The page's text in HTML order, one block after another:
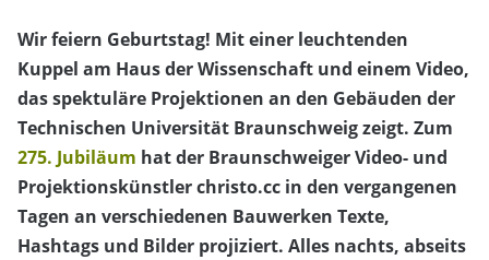
Wir feiern Geburtstag! Mit einer leuchtenden
Kuppel am Haus der Wissenschaft und einem Video,
das spektuläre Projektionen an den Gebäuden der
Technischen Universität Braunschweig zeigt. Zum
275. Jubiläum hat der Braunschweiger Video- und
Projektionskünstler christo.cc in den vergangenen
Tagen an verschiedenen Bauwerken Texte,
Hashtags und Bilder projiziert. Alles nachts, abseits